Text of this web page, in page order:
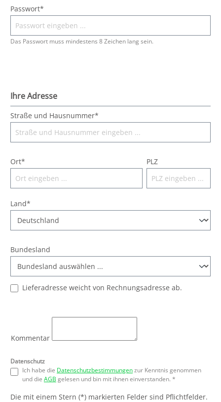
Passwort*
Das Passwort muss mindestens 8 Zeichen lang sein.
Ihre Adresse
Straße und Hausnummer*
Ort* PLZ
Land*
Bundesland
Lieferadresse weicht von Rechnungsadresse ab.
Kommentar
Datenschutz
Ich habe die Datenschutzbestimmungenzur Kenntnis genommen
und die AGB gelesen und bin mit ihnen einverstanden. *
Die mit einem Stern (*) markierten Felder sind Pflichtfelder.